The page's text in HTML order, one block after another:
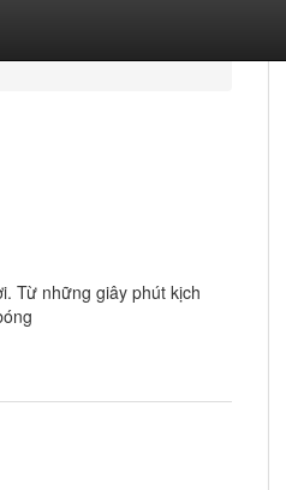
Từ những giây phút kịch